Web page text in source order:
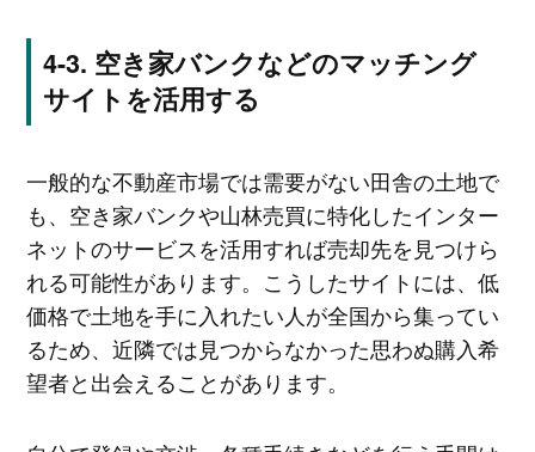
空き家バンクなどのマッチング
サイトを活用する
一般的な不動産市場では需要がない田舎の土地で
も、空き家バンクや山林売買に特化したインター
ネットのサービスを活用すれば売却先を見つけら
れる可能性があります。こうしたサイトには、低
価格で土地を手に入れたい人が全国から集ってい
るため、近隣では見つからなかった思わぬ購入希
望者と出会えることがあります。